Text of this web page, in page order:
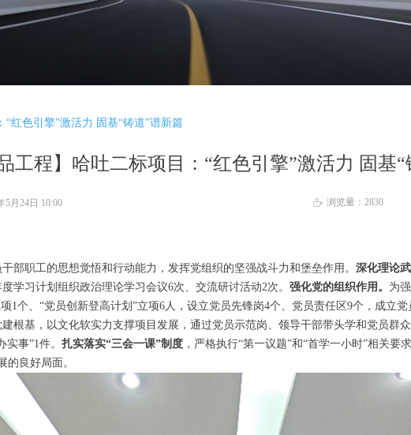
工程】哈吐二标项目：“红色引擎”激活力 固基
“红色引擎”激活力 固基“铸道”谱新篇
部职工的思想觉悟和行动能力，发挥党组织的坚强战斗力和堡垒作用。 深化理论武
学习计划组织政治理论学习会议6次、交流研讨活动2次。 强化党的组织作用。 为
1个、“党员创新登高计划”立项6人，设立党员先锋岗4个、党员责任区9个，成立
根基，以文化软实力支撑项目发展，通过党员示范岗、领导干部带头学和党员群
事”1件。 扎实落实“三会一课”制度 ，严格执行“第一议题”和“首学一小时”相关要
的良好局面。
5月24日 10:00 ꄘ 浏览量： 2830